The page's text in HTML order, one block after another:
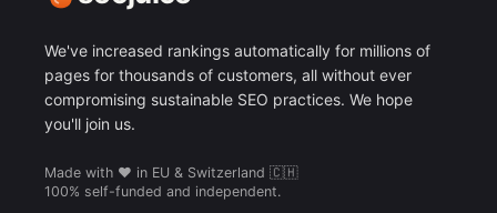
We've increased rankings automatically for millions of
pages for thousands of customers, all without ever
compromising sustainable SEO practices. We hope
you'll join us.
Made with ❤️ in EU & Switzerland 🇨🇭
100% self-funded and independent.